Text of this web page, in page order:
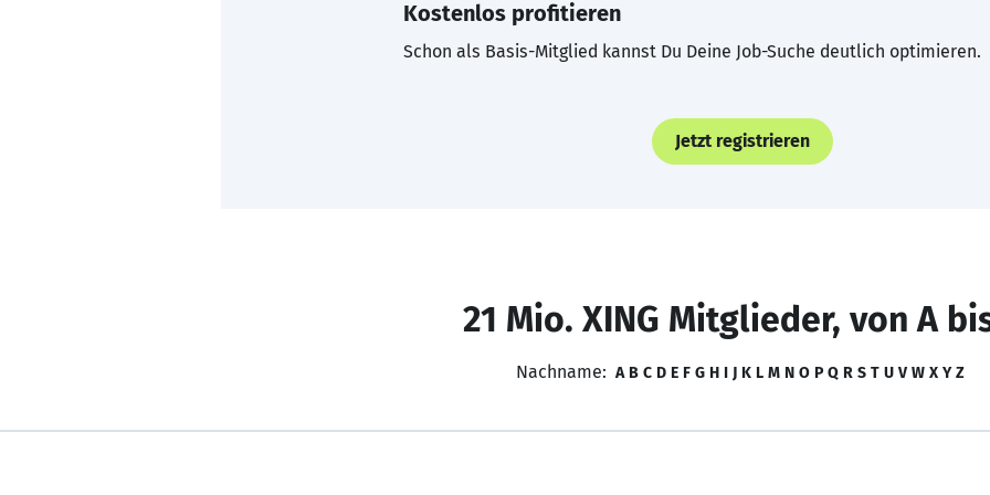
Kostenlos profitieren
Schon als Basis-Mitglied kannst Du Deine Job-Suche deutlich optimieren.
Jetzt registrieren
21 Mio. XING Mitglieder, von A
Nachname: A B C D E F G H I J K L M N O P Q R S T U V W X Y Z